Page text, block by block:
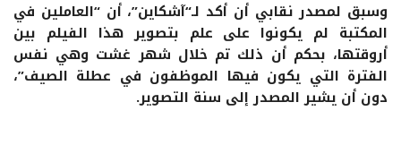
وسبق لمصدر نقابي أن أكد لـ“آشكاين”، أن “العاملين في
المكتبة لم يكونوا على علم بتصوير هذا الفيلم بين
أروقتها، بحكم أن ذلك تم خلال شهر غشت وهي نفس
الفترة التي يكون فيها الموظفون في عطلة الصيف”،
دون أن يشير المصدر إلى سنة التصوير.